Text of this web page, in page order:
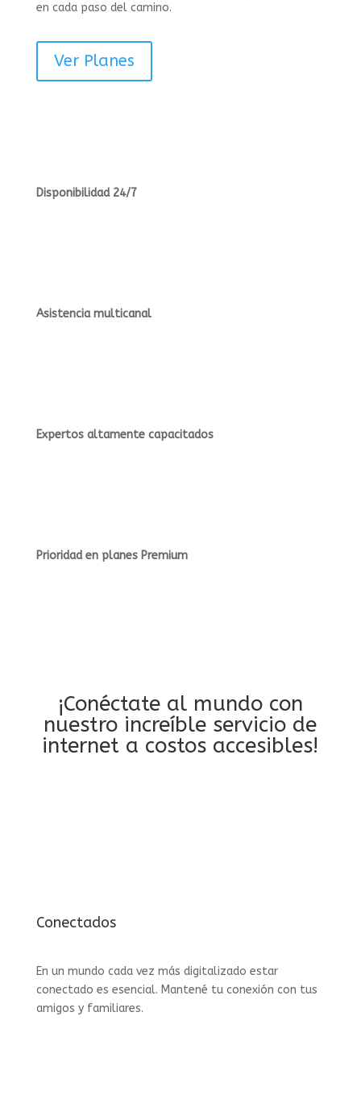
en cada paso del camino.
Ver Planes
Disponibilidad 24/7
Asistencia multicanal
Expertos altamente capacitados
Prioridad en planes Premium
¡Conéctate al mundo con
nuestro increíble servicio de
internet a costos accesibles!
Conectados
En un mundo cada vez más digitalizado estar
conectado es esencial. Mantené tu conexión con tus
amigos y familiares.